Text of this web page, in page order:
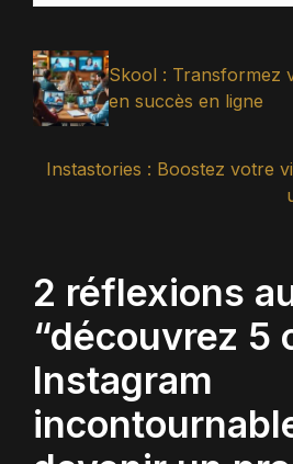
Skool : Transformez
en succès en ligne
Instastories : Boostez votre
2 réflexions
“découvrez 5
Instagram